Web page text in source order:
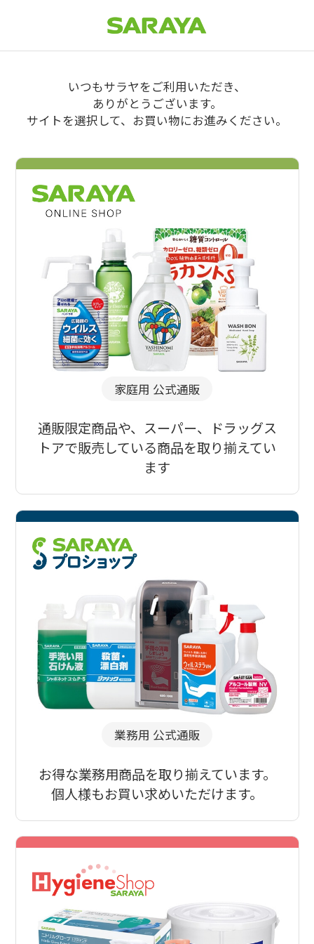
いつもサラヤをご利用いただき、
ありがとうございます。
サイトを選択して、お買い物にお進みください。
家庭用 公式通販
通販限定商品や、スーパー、ドラッグス
トアで販売している商品を取り揃えてい
ます
業務用 公式通販
お得な業務用商品を取り揃えています。
個人様もお買い求めいただけます。